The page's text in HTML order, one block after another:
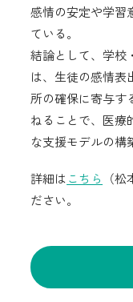
感情の安定や学習
ている。
結論として、学校
は、生徒の感情表
所の確保に寄与す
ねることで、医療
な支援モデルの構
詳細はこちら
（
ださい。